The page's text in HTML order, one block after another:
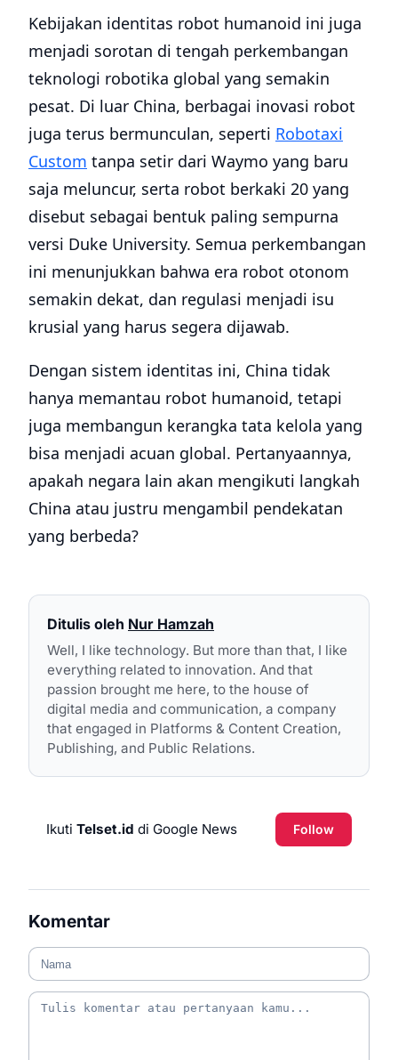
Kebijakan identitas robot humanoid ini juga
menjadi sorotan di tengah perkembangan
teknologi robotika global yang semakin
pesat. Di luar China, berbagai inovasi robot
juga terus bermunculan, seperti Robotaxi
Custom tanpa setir dari Waymo yang baru
saja meluncur, serta robot berkaki 20 yang
disebut sebagai bentuk paling sempurna
versi Duke University. Semua perkembangan
ini menunjukkan bahwa era robot otonom
semakin dekat, dan regulasi menjadi isu
krusial yang harus segera dijawab.
Dengan sistem identitas ini, China tidak
hanya memantau robot humanoid, tetapi
juga membangun kerangka tata kelola yang
bisa menjadi acuan global. Pertanyaannya,
apakah negara lain akan mengikuti langkah
China atau justru mengambil pendekatan
yang berbeda?
Ditulis oleh Nur Hamzah
Well, I like technology. But more than that, I like
everything related to innovation. And that
passion brought me here, to the house of
digital media and communication, a company
that engaged in Platforms & Content Creation,
Publishing, and Public Relations.
Ikuti Telset.id di Google News Follow
Komentar